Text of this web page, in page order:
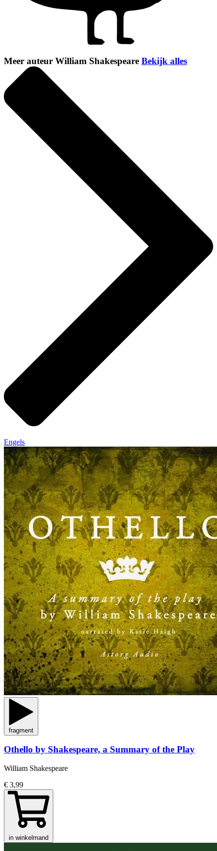
Meer auteur William Shakespeare Bekijk alles
Engels
fragment
Othello by Shakespeare, a Summary of the Play
William Shakespeare
€ 3,99
in winkelmand